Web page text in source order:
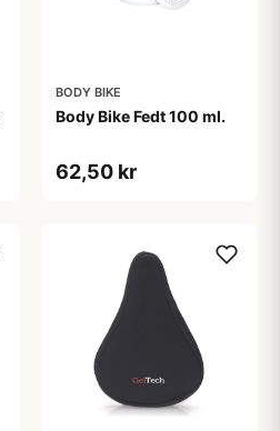
BODY BIKE
Body Bike Fedt 100 ml.
62,50 kr